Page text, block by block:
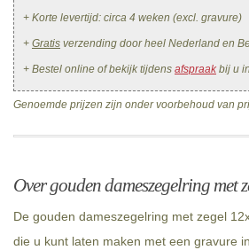
+ Korte levertijd: circa 4 weken (excl. gravure)
+ Gratis verzending door heel Nederland en
+ Bestel online of bekijk tijdens afspraakbij u
Genoemde prijzen zijn onder voorbehoud van
Over gouden dameszegelring met
De gouden dameszegelring met zegel
die u kunt laten maken met een gravure